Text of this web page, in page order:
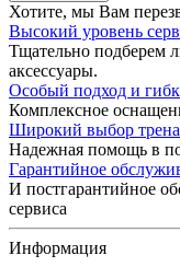
Хотите, мы Вам
Высокий уровень
Тщательно подберем
аксессуары.
Особый подход и
Комплексное
Широкий выбор
Надежная помощь в
Гарантийное
И постгарантийное
сервиса
Информация